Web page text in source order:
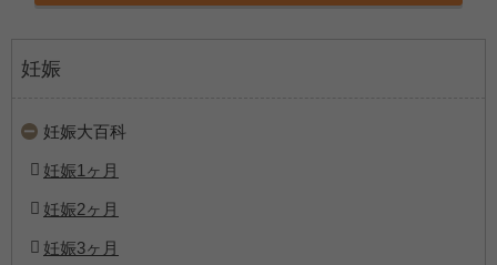
妊娠
妊娠大百科
妊娠1ヶ月
妊娠2ヶ月
妊娠3ヶ月